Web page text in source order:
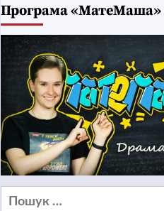
Програма «МатеМаша»
Пошук: